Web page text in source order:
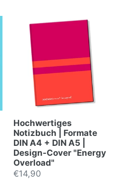
Hochwertiges
Notizbuch | Formate
DIN A4 + DIN A5 |
Design-Cover "Energy
Overload"
Normalpreis
€14,90